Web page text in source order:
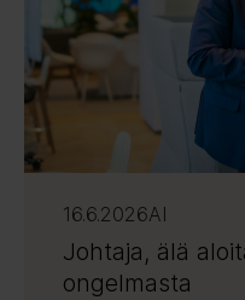
16.6.2026AI
Johtaja, älä
ongelmasta